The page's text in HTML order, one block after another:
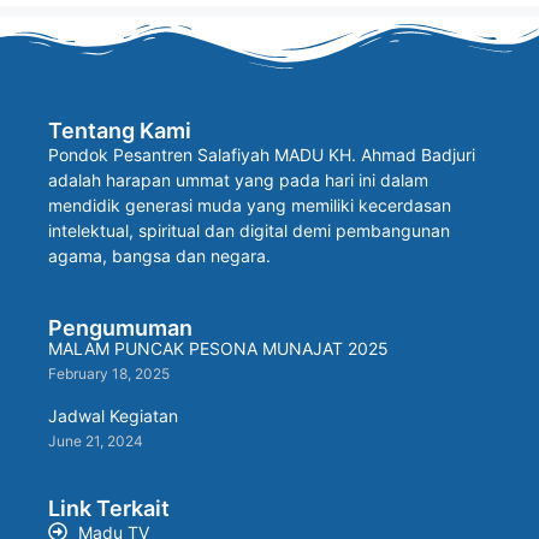
Tentang Kami
Pondok Pesantren Salafiyah MADU KH. Ahmad Badjuri
adalah harapan ummat yang pada hari ini dalam
mendidik generasi muda yang memiliki kecerdasan
intelektual, spiritual dan digital demi pembangunan
agama, bangsa dan negara.
Pengumuman
MALAM PUNCAK PESONA MUNAJAT 2025
February 18, 2025
Jadwal Kegiatan
June 21, 2024
Link Terkait
Madu TV